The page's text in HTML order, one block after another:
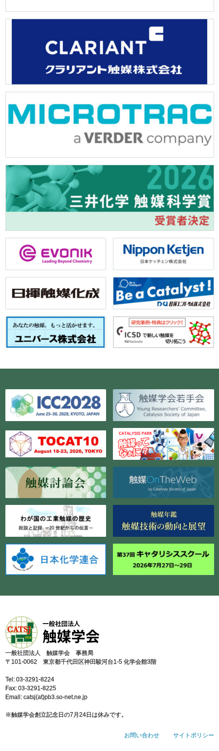
⼀般社団法⼈ 触媒学会 事務局
〒101-0062 東京都千代⽥区神⽥駿河台1-5 化学会館3階
Tel: 03-3291-8224
Fax: 03-3291-8225
Email: catsj(at)pb3.so-net.ne.jp
※触媒学会創⽴記念⽇の7⽉24⽇は休みです。
お問い合わせ サイトポリシー